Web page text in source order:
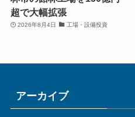
超で大幅拡張
2026年8月4日 工場・設備投資
アーカイブ